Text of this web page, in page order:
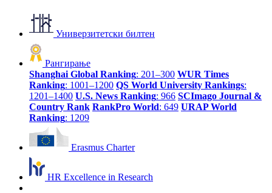
Универзитетски билтен
Рангирање
Shanghai Global Ranking: 201–300 WUR Times
Ranking: 1001–1200 QS World University Rankings:
1201–1400 U.S. News Ranking: 966 SCImago Journal &
Country Rank RankPro World: 649 URAP World
Ranking: 1209
Erasmus Charter
HR Excellence in Research